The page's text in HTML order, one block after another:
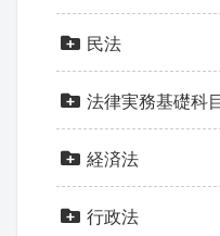
民法
法律実務基礎科
経済法
行政法